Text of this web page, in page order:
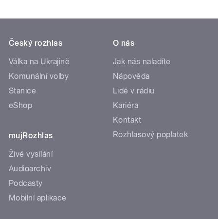
Český rozhlas
Válka na Ukrajině
Komunální volby
Stanice
eShop
mujRozhlas
Živé vysílání
Audioarchiv
Podcasty
Mobilní aplikace
O nás
Jak nás naladíte
Nápověda
Lidé v rádiu
Kariéra
Kontakt
Rozhlasový poplatek